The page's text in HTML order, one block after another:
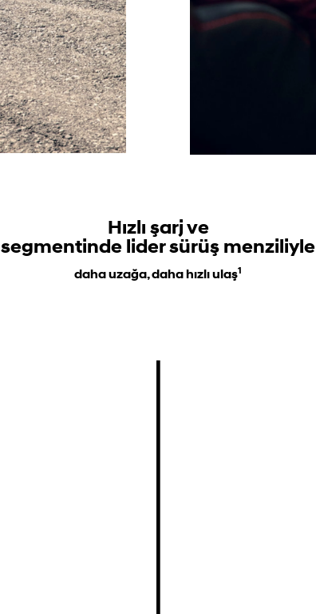
Hızlı şarj ve
segmentinde lider sürüş menziliyle
daha uzağa, daha hızlı ulaş1